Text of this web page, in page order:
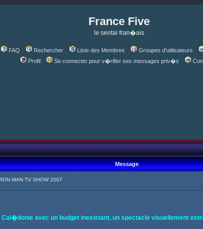
France Five
le sentai fran�ais
FAQ Rechercher Liste des Membres Groupes d'utilisateurs
Profil
Se connecter pour v�rifier ses messages priv�s
Message
MAN TV SHOW 2007
avec un budget inexistant, un spectacle visuellement